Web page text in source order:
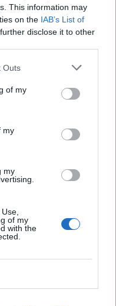
This information may
on the IAB’s List of
disclose it to other
Outs
of my
my
my
of my
with the
új óvodája